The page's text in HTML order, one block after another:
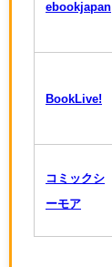
ebookjapan
BookLive!
コミックシ
ーモア